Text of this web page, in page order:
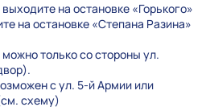
на остановке «Горького»
на остановке «Степана Разина»
только со стороны ул.
с ул. 5-й Армии или
схему)